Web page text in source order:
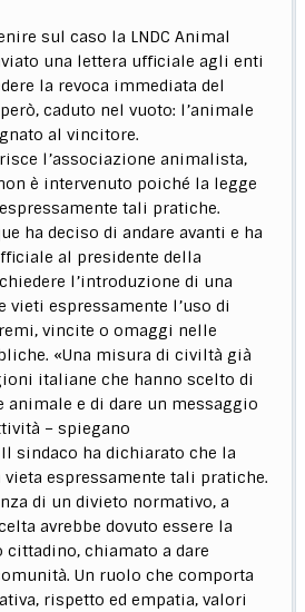
sul caso la LNDC Animal
una lettera ufficiale agli enti
la revoca immediata del
caduto nel vuoto: l’animale
al vincitore.
l’associazione animalista,
è intervenuto poiché la legge
tali pratiche.
ha deciso di andare avanti e ha
al presidente della
l’introduzione di una
vieti espressamente l’uso di
vincite o omaggi nelle
«Una misura di civiltà già
italiane che hanno scelto di
animale e di dare un messaggio
– spiegano
sindaco ha dichiarato che la
espressamente tali pratiche.
di un divieto normativo, a
avrebbe dovuto essere la
chiamato a dare
Un ruolo che comporta
rispetto ed empatia, valori